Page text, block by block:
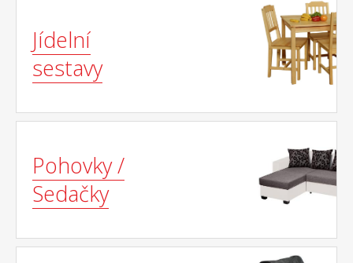
Jídelní
sestavy
Pohovky /
Sedačky